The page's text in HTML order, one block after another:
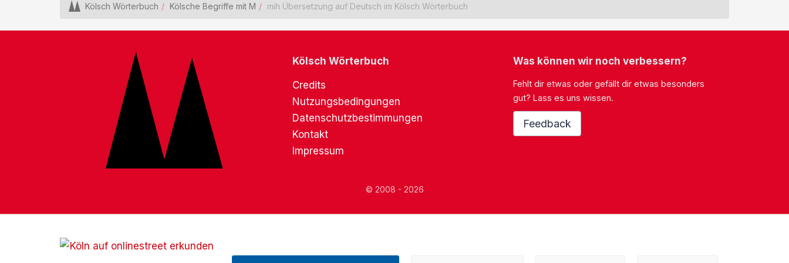
Kölsch Wörterbuch Kölsche Begriffe mit M mih Übersetzung auf Deutsch im Kölsch Wörterbuch
Kölsch Wörterbuch
Credits
Nutzungsbedingungen
Datenschutzbestimmungen
Kontakt
Impressum
Was können wir noch verbessern?
Fehlt dir etwas oder gefällt dir etwas besonders
gut? Lass es uns wissen.
Feedback
© 2008 - 2026